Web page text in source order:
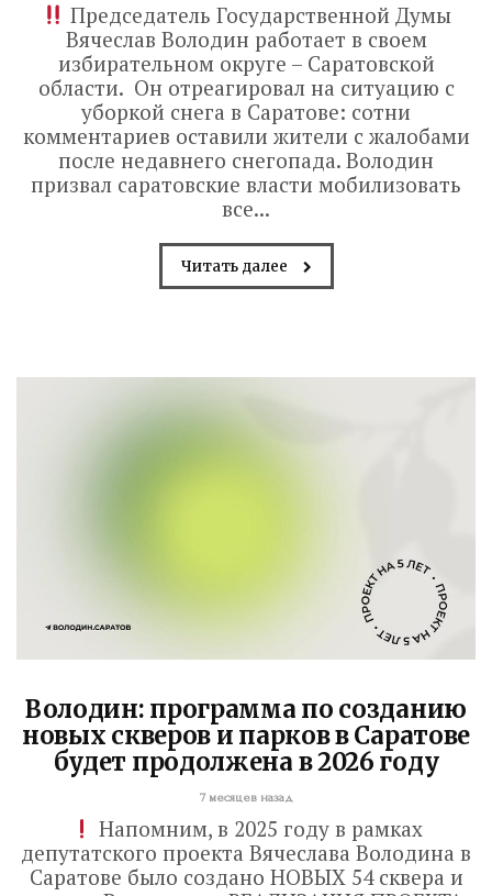
Председатель Государственной Думы
Вячеслав Володин работает в своем
избирательном округе – Саратовской
области. Он отреагировал на ситуацию с
уборкой снега в Саратове: сотни
комментариев оставили жители с жалобами
после недавнего снегопада. Володин
призвал саратовские власти мобилизовать
все...
Читать далее
Володин: программа по созданию
новых скверов и парков в Саратове
будет продолжена в 2026 году
7 месяцев назад
Напомним, в 2025 году в рамках
депутатского проекта Вячеслава Володина в
Саратове было создано НОВЫХ 54 сквера и
Володин: 31 августа
РАБОТЫ БУДУТ